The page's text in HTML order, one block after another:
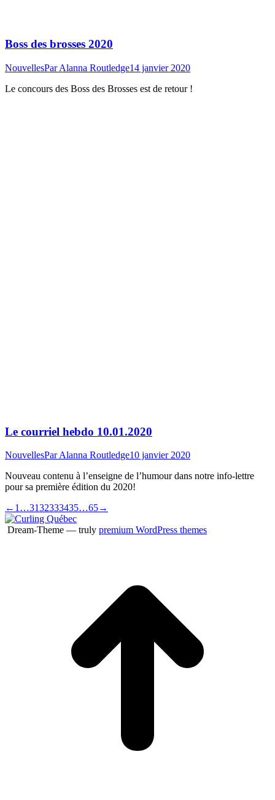
Boss des brosses 2020
NouvellesParAlanna Routledge14 janvier 2020
Le concours des Boss des Brosses est de retour !
Le courriel hebdo 10.01.2020
NouvellesParAlanna Routledge10 janvier 2020
Nouveau contenu à l’enseigne de l’humour dans notre info-lettre
pour sa première édition du 2020!
← 1 …3132333435…65→
Dream-Theme — truly premium WordPress themes